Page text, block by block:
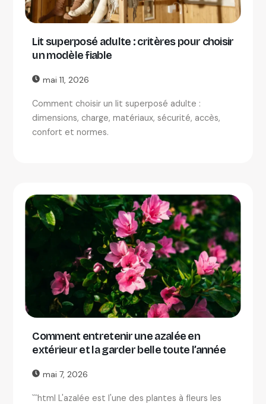
Lit superposé adulte : critères pour choisir
un modèle fiable
mai 11, 2026
Comment choisir un lit superposé adulte :
dimensions, charge, matériaux, sécurité, accès,
confort et normes.
Comment entretenir une azalée en
extérieur et la garder belle toute l’année
mai 7, 2026
```html L'azalée est l'une des plantes à fleurs les